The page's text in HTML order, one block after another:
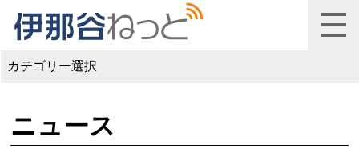
カテゴリー選択
ニュース